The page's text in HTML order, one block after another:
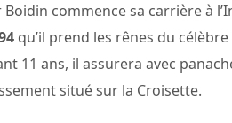
Boidin commence sa carrière à
qu’il prend les rênes du
11 ans, il assurera avec
situé sur la Croisette.